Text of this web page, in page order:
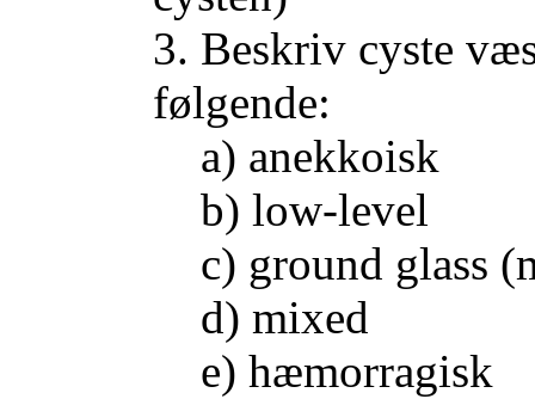
3. Beskriv cyste
følgende:
a) anekkoisk
b) low-level
c) ground glass
d) mixed
e) hæmorragisk